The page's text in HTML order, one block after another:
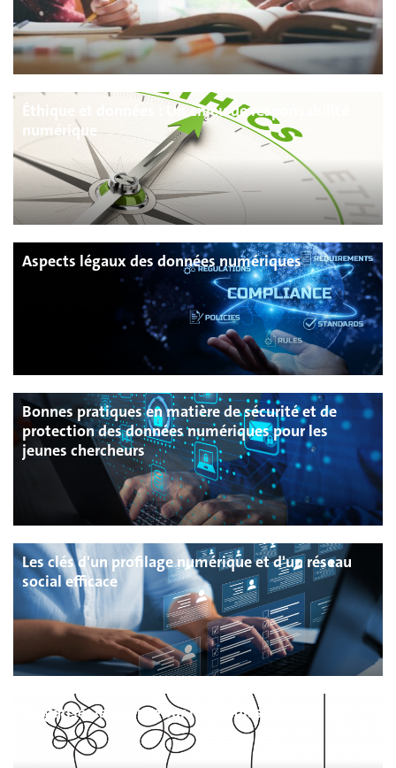
Éthique et données : Un enjeu de responsabilité
numérique
Aspects légaux des données numériques
Bonnes pratiques en matière de sécurité et de
protection des données numériques pour les
jeunes chercheurs
Les clés d'un profilage numérique et d'un réseau
social efficace
Vulgariser la science sur les médias numériques